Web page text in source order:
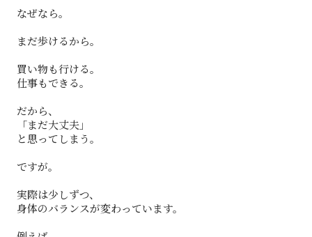
なぜなら。
まだ歩けるから。
買い物も行ける。
仕事もできる。
だから、
「まだ大丈夫」
と思ってしまう。
ですが。
実際は少しずつ、
身体のバランスが変わっています。